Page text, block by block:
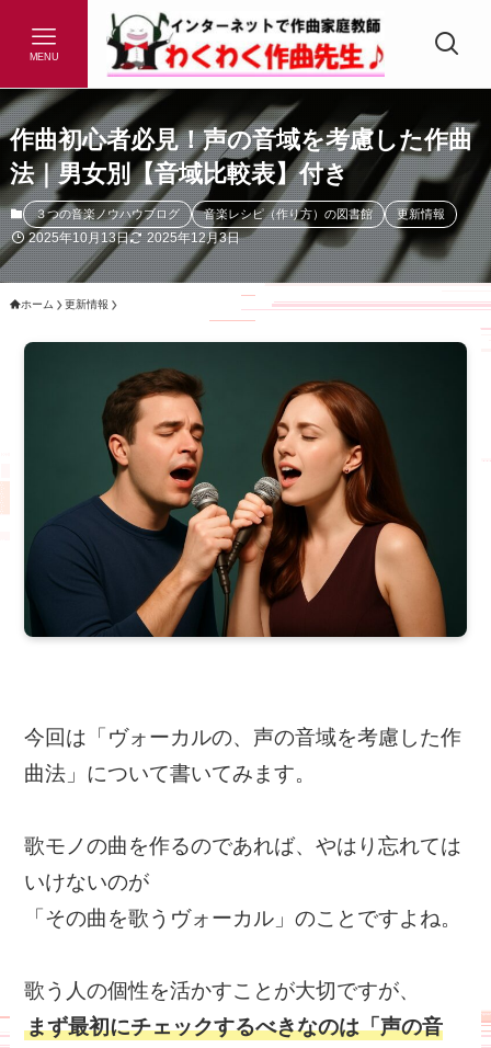
MENU
作曲初心者必見！声の音域を考慮した作曲
法｜男女別【音域比較表】付き
３つの音楽ノウハウブログ 音楽レシピ（作り方）の図書館 更新情報
2025年10月13日 2025年12月3日
ホーム 更新情報
今回は「ヴォーカルの、声の音域を考慮した作
曲法」について書いてみます。
歌モノの曲を作るのであれば、やはり忘れては
いけないのが
「その曲を歌うヴォーカル」のことですよね。
歌う人の個性を活かすことが大切ですが、
まず最初にチェックするべきなのは「声の音